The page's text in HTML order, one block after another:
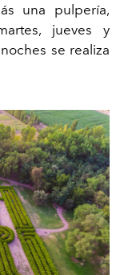
una pulpería,
jueves y
se realiza